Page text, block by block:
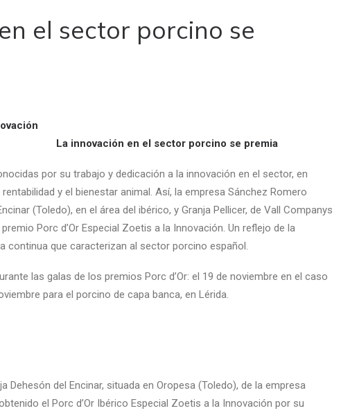
el sector porcino se
La innovación en el sector porcino se premia
por su trabajo y dedicación a la innovación en el sector, en
y el bienestar animal. Así, la empresa Sánchez Romero
(Toledo), en el área del ibérico, y Granja Pellicer, de Vall Companys
Porc d’Or Especial Zoetis a la Innovación. Un reflejo de la
continua que caracterizan al sector porcino español.
las galas de los premios Porc d’Or: el 19 de noviembre en el caso
para el porcino de capa banca, en Lérida.
Dehesón del Encinar, situada en Oropesa (Toledo), de la empresa
el Porc d’Or Ibérico Especial Zoetis a la Innovación por su